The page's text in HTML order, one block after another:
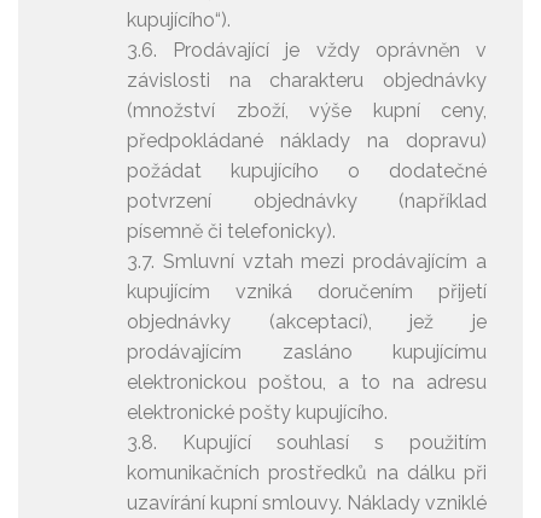
kupujícího“).
3.6. Prodávající je vždy oprávněn v
závislosti na charakteru objednávky
(množství zboží, výše kupní ceny,
předpokládané náklady na dopravu)
požádat kupujícího o dodatečné
potvrzení objednávky (například
písemně či telefonicky).
3.7. Smluvní vztah mezi prodávajícím a
kupujícím vzniká doručením přijetí
objednávky (akceptací), jež je
prodávajícím zasláno kupujícímu
elektronickou poštou, a to na adresu
elektronické pošty kupujícího.
3.8. Kupující souhlasí s použitím
komunikačních prostředků na dálku při
uzavírání kupní smlouvy. Náklady vzniklé